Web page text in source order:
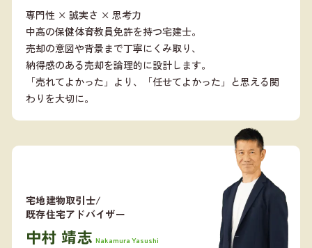
専門性 × 誠実さ × 思考力
中高の保健体育教員免許を持つ宅建士。
売却の意図や背景まで丁寧にくみ取り、
納得感のある売却を論理的に設計します。
「売れてよかった」より、「任せてよかった」と思える関
わりを大切に。
宅地建物取引士/
既存住宅アドバイザー
中村 靖志 Nakamura Yasushi